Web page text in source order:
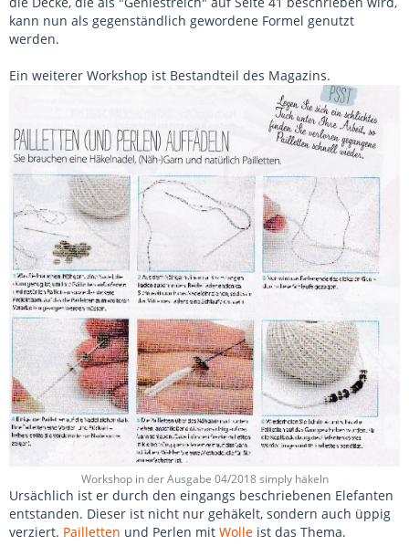
kann nun als gegenständlich gewordene Formel genutzt
werden.
Ein weiterer Workshop ist Bestandteil des Magazins.
Workshop in der Ausgabe 04/2018 simply häkeln
Ursächlich ist er durch den eingangs beschriebenen Elefanten
entstanden. Dieser ist nicht nur gehäkelt, sondern auch üppig
verziert. Pailletten und Perlen mit Wolle ist das Thema.